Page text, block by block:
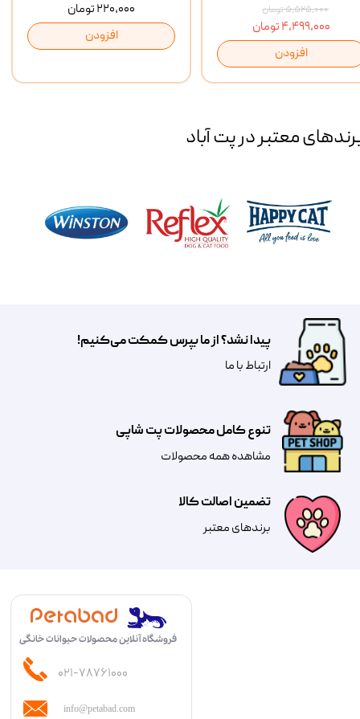
۲۲۰,۰۰۰ تومان
افزودن
۵,۵۲۵,۰۰۰ تومان
۴,۴۹۹,۰۰۰ تومان
افزودن
معتبر در پت آباد
تضمین اصالت کالا
​​برندهای معتبر​​​​​​​
تنوع کامل محصولات پت شاپی
مشاهده همه محصولات
پیدا نشد؟ از ما بپرس کمکت می‌کنیم!
​​​ارتباط با ما
info@petabad.com
فروشگاه آنلاین محصولات حیوانات خانگی
۰۲۱-۷۸۷۶۱۰۰۰